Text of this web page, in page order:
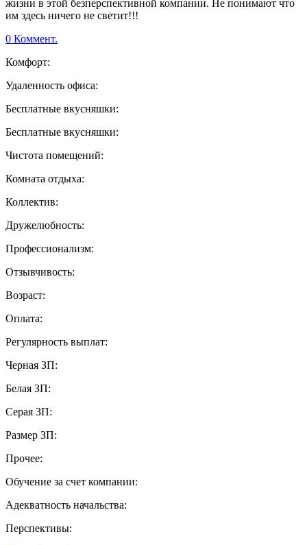
жизни в этой безперспективной компании. Не понимают что
им здесь ничего не светит!!!
0 Коммент.
Комфорт:
Удаленность офиса:
Бесплатные вкусняшки:
Бесплатные вкусняшки:
Чистота помещений:
Комната отдыха:
Коллектив:
Дружелюбность:
Профессионализм:
Отзывчивость:
Возраст:
Оплата:
Регулярность выплат:
Черная ЗП:
Белая ЗП:
Серая ЗП:
Размер ЗП:
Прочее:
Обучение за счет компании:
Адекватность начальства:
Перспективы: